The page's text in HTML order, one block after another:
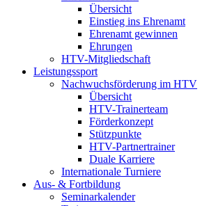
Übersicht
Einstieg ins Ehrenamt
Ehrenamt gewinnen
Ehrungen
HTV-Mitgliedschaft
Leistungssport
Nachwuchsförderung im HTV
Übersicht
HTV-Trainerteam
Förderkonzept
Stützpunkte
HTV-Partnertrainer
Duale Karriere
Internationale Turniere
Aus- & Fortbildung
Seminarkalender